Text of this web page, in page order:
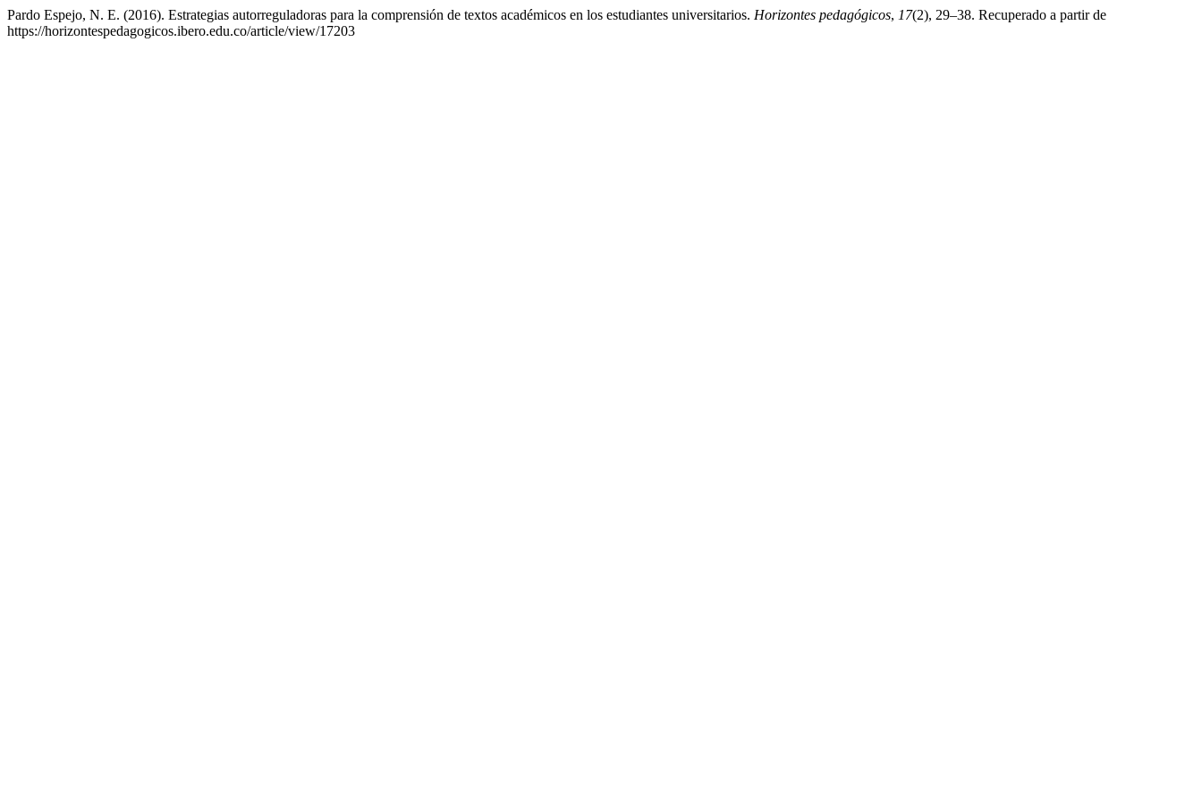
Pardo Espejo, N. E. (2016). Estrategias autorreguladoras para la comprensión de textos académicos en los estudiantes universitarios. Horizontes pedagógicos, 17(2), 29–38. Recuperado a partir de
https://horizontespedagogicos.ibero.edu.co/article/view/17203